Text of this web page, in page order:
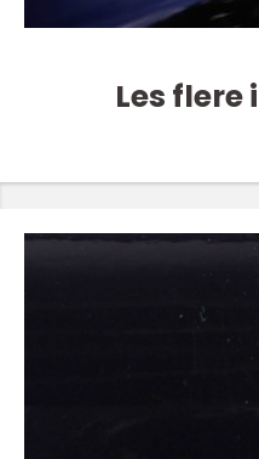
Les